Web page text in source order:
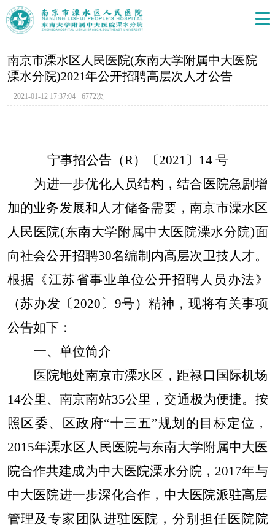
南京市溧水区人民医院(东南大学附属中大医院
溧水分院)2021年公开招聘高层次人才公告
2021-01-12 17:37:04 6772次
宁事招公告（R）〔2021〕14 号
为进一步优化人员结构，结合医院急剧增
加的业务发展和人才储备需要，南京市溧水区
人民医院(东南大学附属中大医院溧水分院)面
向社会公开招聘30名编制内高层次卫技人才。
根据《江苏省事业单位公开招聘人员办法》
（苏办发〔2020〕9号）精神，现将有关事项
公告如下：
一、单位简介
医院地处南京市溧水区，距禄口国际机场
14公里、南京南站35公里，交通极为便捷。按
照区委、区政府“十三五”规划的目标定位，
2015年溧水区人民医院与东南大学附属中大医
院合作共建成为中大医院溧水分院，2017年与
中大医院进一步深化合作，中大医院派驻高层
管理及专家团队进驻医院，分别担任医院院